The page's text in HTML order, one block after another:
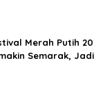
Merah Putih
Semarak,